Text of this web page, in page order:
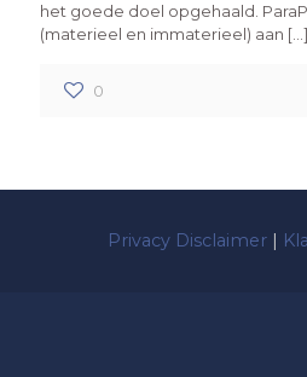
het goede doel opgehaald.
(materieel en immaterieel) aan […]
0
Privacy Disclaimer|